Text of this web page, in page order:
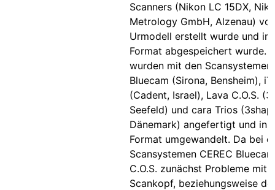
Scanners (Nikon LC 15DX,
Metrology GmbH, Alzenau)
Urmodell erstellt wurde und
Format abgespeichert wurde.
wurden mit den Scansystemen
Bluecam (Sirona, Bensheim),
(Cadent, Israel), Lava C.O.S.
Seefeld) und cara Trios
Dänemark) angefertigt und
Format umgewandelt. Da bei
Scansystemen CEREC
C.O.S. zunächst Probleme mit
Scankopf, beziehungsweise